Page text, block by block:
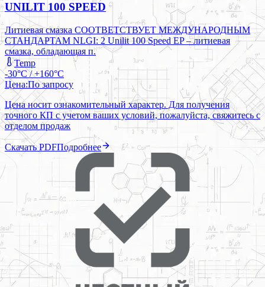
UNILIT 100 SPEED
Литиевая смазка СООТВЕТСТВУЕТ МЕЖДУНАРОДНЫМ
СТАНДАРТАМ NLGI: 2 Unilit 100 Speed EP – литиевая
смазка, обладающая п.
Temp
-30°C / +160°C
Цена:По запросу
Цена носит ознакомительный характер. Для получения
точного КП с учетом ваших условий, пожалуйста, свяжитесь с
отделом продаж
Скачать PDFПодробнее